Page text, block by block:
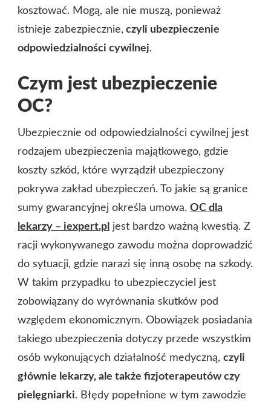
kosztować. Mogą, ale nie muszą, ponieważ
istnieje zabezpiecznie, czyli ubezpieczenie
odpowiedzialności cywilnej.
Czym jest ubezpieczenie
OC?
Ubezpiecznie od odpowiedzialności cywilnej jest
rodzajem ubezpieczenia majątkowego, gdzie
koszty szkód, które wyrządził ubezpieczony
pokrywa zakład ubezpieczeń. To jakie są granice
sumy gwarancyjnej określa umowa. OC dla
lekarzy – iexpert.pl jest bardzo ważną kwestią. Z
racji wykonywanego zawodu można doprowadzić
do sytuacji, gdzie narazi się inną osobę na szkody.
W takim przypadku to ubezpieczyciel jest
zobowiązany do wyrównania skutków pod
względem ekonomicznym. Obowiązek posiadania
takiego ubezpieczenia dotyczy przede wszystkim
osób wykonujących działalność medyczną, czyli
głównie lekarzy, ale także fizjoterapeutów czy
pielęgniarki. Błędy popełnione w tym zawodzie